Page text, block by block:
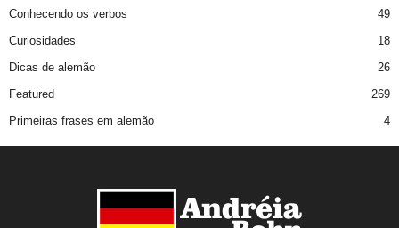
Conhecendo os verbos
49
Curiosidades
18
Dicas de alemão
26
Featured
269
Primeiras frases em alemão
4